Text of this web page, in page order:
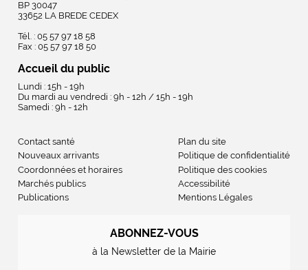
BP 30047
33652 LA BREDE CEDEX
Tél. : 05 57 97 18 58
Fax : 05 57 97 18 50
Accueil du public
Lundi : 15h - 19h
Du mardi au vendredi : 9h - 12h / 15h - 19h
Samedi : 9h - 12h
Contact santé
Nouveaux arrivants
Coordonnées et horaires
Marchés publics
Publications
Plan du site
Politique de confidentialité
Politique des cookies
Accessibilité
Mentions Légales
ABONNEZ-VOUS
à la Newsletter de la Mairie